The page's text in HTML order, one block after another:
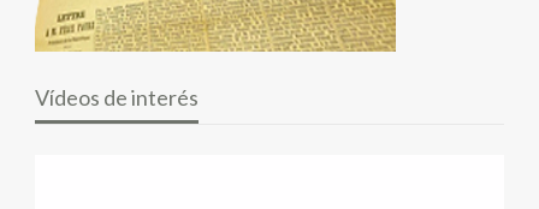
Vídeos de interés